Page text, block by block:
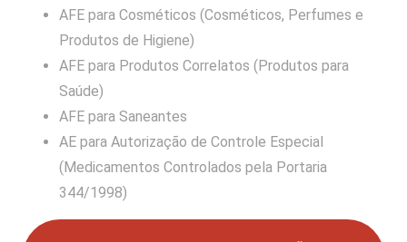
AFE para Cosméticos (Cosméticos, Perfumes e
Produtos de Higiene)
AFE para Produtos Correlatos (Produtos para
Saúde)
AFE para Saneantes
AE para Autorização de Controle Especial
(Medicamentos Controlados pela Portaria
344/1998)